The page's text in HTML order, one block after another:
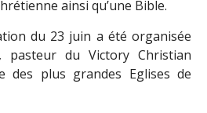
ainsi qu’une Bible.
du 23 juin a été organisée
pasteur du Victory Christian
des plus grandes Eglises de